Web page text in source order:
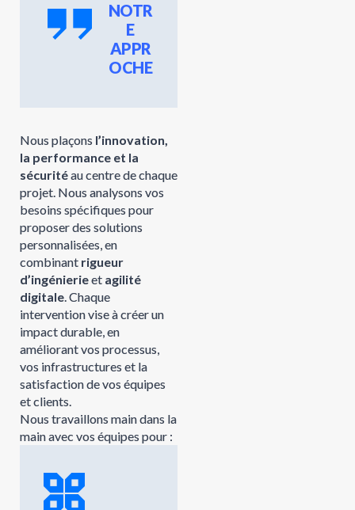
NOTR
E
APPR
OCHE
Nous plaçons l’innovation,
la performance et la
sécuritéau centre de chaque
projet. Nous analysons vos
besoins spécifiques pour
proposer des solutions
personnalisées, en
combinant rigueur
d’ingénierieet agilité
digitale. Chaque
intervention vise à créer un
impact durable, en
améliorant vos processus,
vos infrastructures et la
satisfaction de vos équipes
et clients.
Nous travaillons main dans la
main avec vos équipes pour :